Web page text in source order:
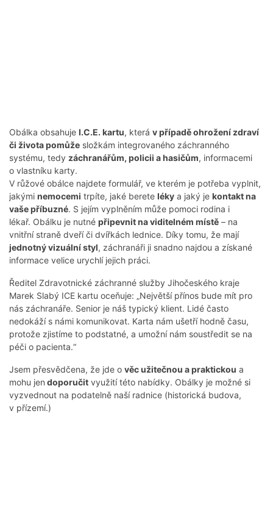
Obálka obsahuje I.C.E. kartu, která v případě ohrožení zdraví
či života pomůže složkám integrovaného záchranného
systému, tedy záchranářům, policii a hasičům, informacemi
o vlastníku karty.
V růžové obálce najdete formulář, ve kterém je potřeba vyplnit,
jakými nemocemi trpíte, jaké berete léky a jaký je kontakt na
vaše příbuzné. S jejím vyplněním může pomoci rodina i
lékař. Obálku je nutné připevnit na viditelném místě – na
vnitřní straně dveří či dvířkách lednice. Díky tomu, že mají
jednotný vizuální styl, záchranáři ji snadno najdou a získané
informace velice urychlí jejich práci.
Ředitel Zdravotnické záchranné služby Jihočeského kraje
Marek Slabý ICE kartu oceňuje: „Největší přínos bude mít pro
nás záchranáře. Senior je náš typický klient. Lidé často
nedokáží s námi komunikovat. Karta nám ušetří hodně času,
protože zjistíme to podstatné, a umožní nám soustředit se na
péči o pacienta.“
Jsem přesvědčena, že jde o věc užitečnou a praktickou a
mohu jen doporučit využití této nabídky. Obálky je možné si
vyzvednout na podatelně naší radnice (historická budova,
v přízemí.)